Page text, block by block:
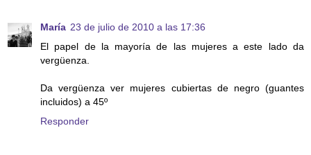
María 23 de julio de 2010 a las 17:36
El papel de la mayoría de las mujeres a este lado da
vergüenza.
Da vergüenza ver mujeres cubiertas de negro (guantes
incluidos) a 45º
Responder